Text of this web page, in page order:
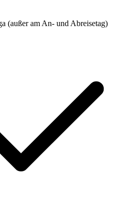
(außer am An- und Abreisetag)